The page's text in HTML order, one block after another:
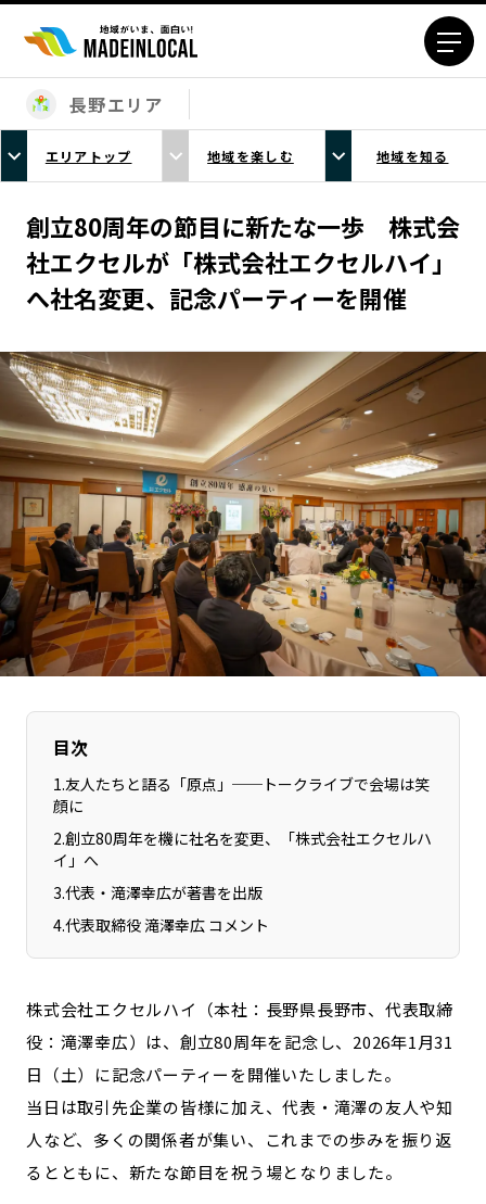
エリアから探す
北海道エリア
青森エリア
岩手エリア
宮城エリア
秋田エリア
山形エリア
福島エリア
茨城エリア
栃木エリア
群馬エリア
埼玉エリア
千葉エリア
東京23区エリア
多摩エリア
神奈川エリア
新潟エリア
富山エリア
石川エリア
福井エリア
山梨エリア
長野エリア
岐阜エリア
静岡エリア
愛知エリア
三重エリア
滋賀エリア
京都エリア
大阪市エリア
北摂エリア
堺・泉州エリア
河内エリア
兵庫エリア
奈良エリア
和歌山エリア
鳥取エリア
岡山エリア
広島エリア
山口エリア
香川エリア
愛媛エリア
高知エリア
福岡エリア
佐賀エリア
長崎エリア
沖縄エリア
カテゴリから探す
特集コンテンツ
地域を代表する 企業100選
長野エリア
エリアトップ 地域を楽しむ 地域を知る
創立80周年の節目に新たな一歩 株式会
社エクセルが「株式会社エクセルハイ」
へ社名変更、記念パーティーを開催
目次
1.友人たちと語る「原点」──トークライブで会場は笑
顔に
2.創立80周年を機に社名を変更、「株式会社エクセルハ
イ」へ
3.代表・滝澤幸広が著書を出版
4.代表取締役 滝澤幸広 コメント
株式会社エクセルハイ（本社：長野県長野市、代表取締
役：滝澤幸広）は、創立80周年を記念し、2026年1月31
日（土）に記念パーティーを開催いたしました。
当日は取引先企業の皆様に加え、代表・滝澤の友人や知
人など、多くの関係者が集い、これまでの歩みを振り返
るとともに、新たな節目を祝う場となりました。